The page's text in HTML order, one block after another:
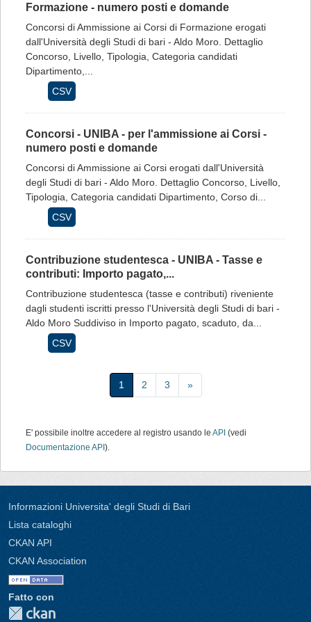
Formazione - numero posti e domande
Concorsi di Ammissione ai Corsi di Formazione erogati
dall'Università degli Studi di bari - Aldo Moro. Dettaglio
Concorso, Livello, Tipologia, Categoria candidati
Dipartimento,...
CSV
Concorsi - UNIBA - per l'ammissione ai Corsi -
numero posti e domande
Concorsi di Ammissione ai Corsi erogati dall'Università
degli Studi di bari - Aldo Moro. Dettaglio Concorso, Livello,
Tipologia, Categoria candidati Dipartimento, Corso di...
CSV
Contribuzione studentesca - UNIBA - Tasse e
contributi: Importo pagato,...
Contribuzione studentesca (tasse e contributi) riveniente
dagli studenti iscritti presso l'Università degli Studi di bari -
Aldo Moro Suddiviso in Importo pagato, scaduto, da...
CSV
1 2 3 »
E' possibile inoltre accedere al registro usando le API (vedi
Documentazione API ).
Informazioni Universita' degli Studi di Bari
Lista cataloghi
CKAN API
CKAN Association
Fatto con